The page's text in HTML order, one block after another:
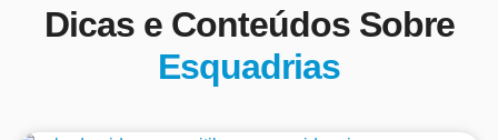
Dicas e Conteúdos Sobre
Esquadrias